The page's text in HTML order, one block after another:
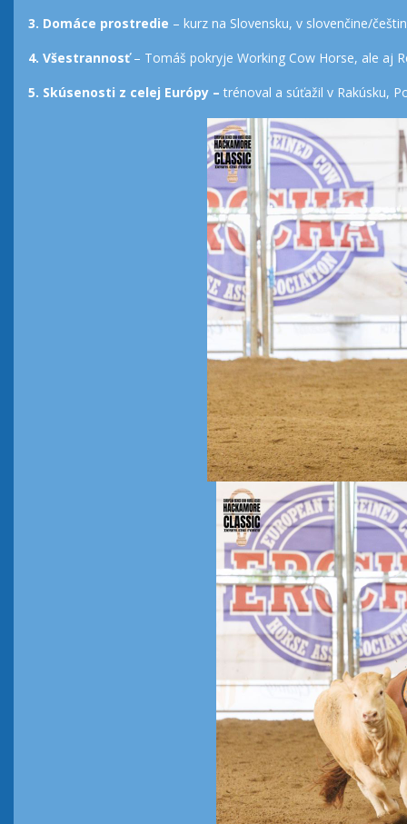
3. Domáce prostredie – kurz na Slovensku, v slovenčine/
4. Všestrannosť– Tomáš pokryje Working Cow Horse, ale aj
5. Skúsenosti z celej Európy – trénoval a súťažil v Rakúsku,